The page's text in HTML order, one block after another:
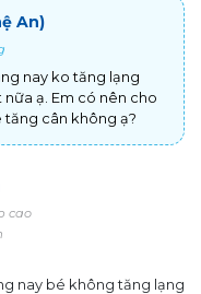
An)
nay ko tăng lạng
ạ. Em có nên cho
cân không ạ?
cao
nay bé không tăng lạng